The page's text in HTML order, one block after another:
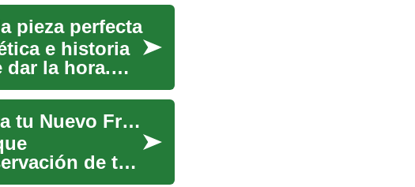
pieza perfecta
e historia
dar la hora.
Selección Perfecta: La Guía Definitiva para tu Nuevo Frigorífico
de tus